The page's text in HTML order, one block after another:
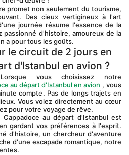
Des cieux vertigineux à l'art
journée résume l'essence de la
passionné d'histoire, amoureux de la
a pour tous les goûts.
le circuit de 2 jours en
d'Istanbul en avion ?
vous choisissez notre
au départ d'Istanbul en avion , vous
compte. Pas de longs trajets en
Vous volez directement au cœur
pour votre voyage de rêve.
gardant vos préférences à l'esprit.
d'histoire, un chercheur d'aventure
d'une escapade romantique, notre